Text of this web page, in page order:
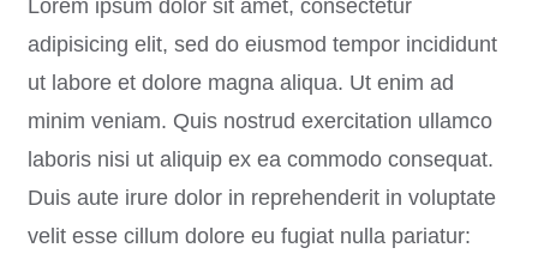
Lorem ipsum dolor sit amet, consectetur
adipisicing elit, sed do eiusmod tempor incididunt
ut labore et dolore magna aliqua. Ut enim ad
minim veniam. Quis nostrud exercitation ullamco
laboris nisi ut aliquip ex ea commodo consequat.
Duis aute irure dolor in reprehenderit in voluptate
velit esse cillum dolore eu fugiat nulla pariatur: